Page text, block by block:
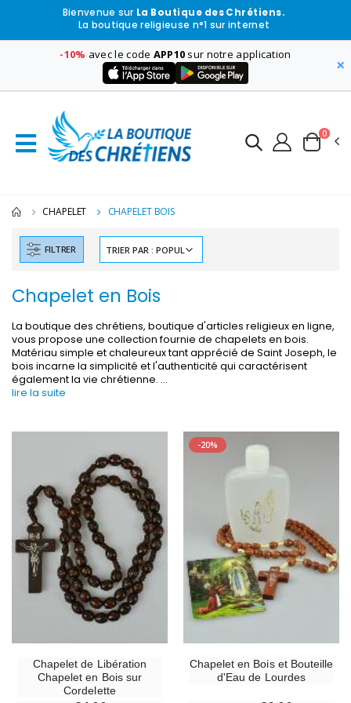
Bienvenue sur La Boutique des Chrétiens.
La boutique religieuse n°1 sur internet
-10% avec le code APP10 sur notre application
×
0
CHAPELET CHAPELET BOIS
FILTRER
Chapelet en Bois
La boutique des chrétiens, boutique d'articles religieux en ligne,
vous propose une collection fournie de chapelets en bois.
Matériau simple et chaleureux tant apprécié de Saint Joseph, le
bois incarne la simplicité et l'authenticité qui caractérisent
également la vie chrétienne. ...
lire la suite
Chapelet de Libération
Chapelet en Bois sur
Cordelette
-20%
Chapelet en Bois et Bouteille
d'Eau de Lourdes
6 Bougies Teintées Masse Couleur Blanche
€6.00
-10%
Statue Vierge Miraculeuse Lumineuse
€15.00 €13.50
-30%
€10.00 €7.00
€12.00 €9.60